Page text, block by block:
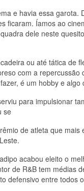
e havia essa
ficaram. Íamos ao
dele neste
ou até tática de
com a repercussão
é um hobby e
para impulsionar
se
de atleta que
acabou eleito o
de R&B tem médias
defensivo entre todos